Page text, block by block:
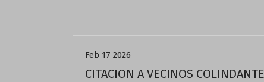
Feb 17 2026
CITACION A VECINOS